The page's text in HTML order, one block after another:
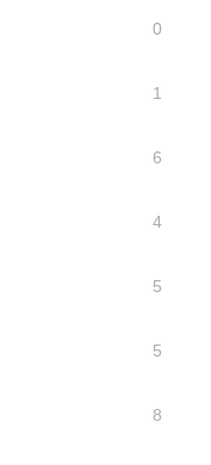
0
1
6
4
5
5
8